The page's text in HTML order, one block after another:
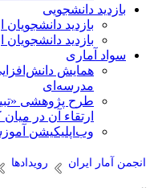
بازدید دانشجویی
بازدید دانشجویان
بازدید دانشجویان
سواد آماری
همایش
مدرسه‌ای
طرح پژوهشی
ارتقاء آن در میان
وب‌اپلیکیشن
انجمن آمار ایران رویدادها